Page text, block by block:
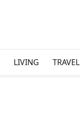
LIVING TRAVEL